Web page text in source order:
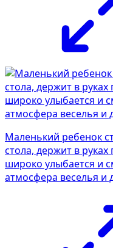
Маленький ребенок
стола, держит в
широко улыбается и
атмосфера веселья и